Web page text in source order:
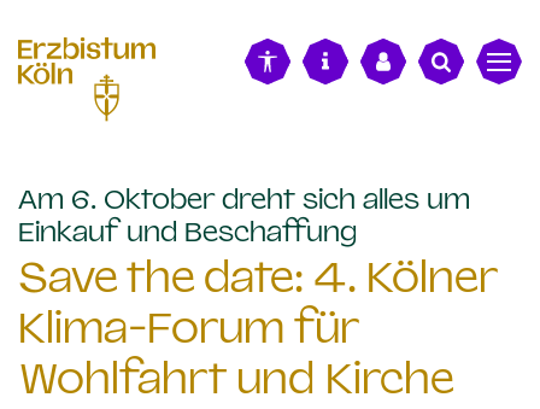
Am 6. Oktober dreht sich alles um
Einkauf und Beschaffung
Save the date: 4. Kölner
Klima-Forum für
Wohlfahrt und Kirche